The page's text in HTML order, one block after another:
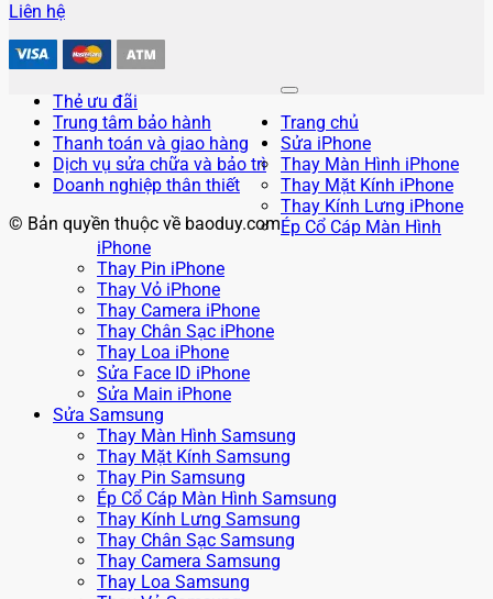
Liên hệ
Thẻ ưu đãi
Trung tâm bảo hành
Thanh toán và giao hàng
Dịch vụ sửa chữa và bảo trì
Doanh nghiệp thân thiết
© Bản quyền thuộc về baoduy.com
Trang chủ
Sửa iPhone
Thay Màn Hình iPhone
Thay Mặt Kính iPhone
Thay Kính Lưng iPhone
Ép Cổ Cáp Màn Hình
iPhone
Thay Pin iPhone
Thay Vỏ iPhone
Thay Camera iPhone
Thay Chân Sạc iPhone
Thay Loa iPhone
Sửa Face ID iPhone
Sửa Main iPhone
Sửa Samsung
Thay Màn Hình Samsung
Thay Mặt Kính Samsung
Thay Pin Samsung
Ép Cổ Cáp Màn Hình Samsung
Thay Kính Lưng Samsung
Thay Chân Sạc Samsung
Thay Camera Samsung
Thay Loa Samsung